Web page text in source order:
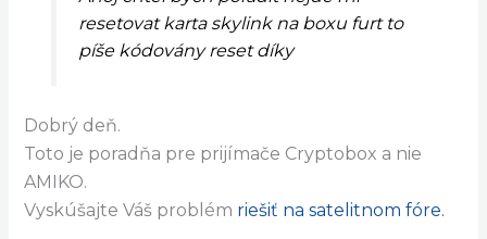
resetovat karta skylink na boxu furt to
píše kódovány reset díky
Dobrý deň.
Toto je poradňa pre prijímače Cryptobox a nie
AMIKO.
Vyskúšajte Váš problém riešiť na satelitnom fóre.